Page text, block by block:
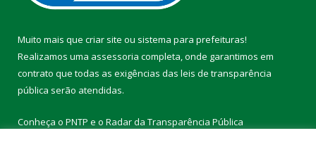
Muito mais que criar site ou sistema para prefeituras!
Realizamos uma assessoria completa, onde garantimos em
contrato que todas as exigências das leis de transparência
pública serão atendidas.
Conheça o PNTP e o Radar da Transparência Pública